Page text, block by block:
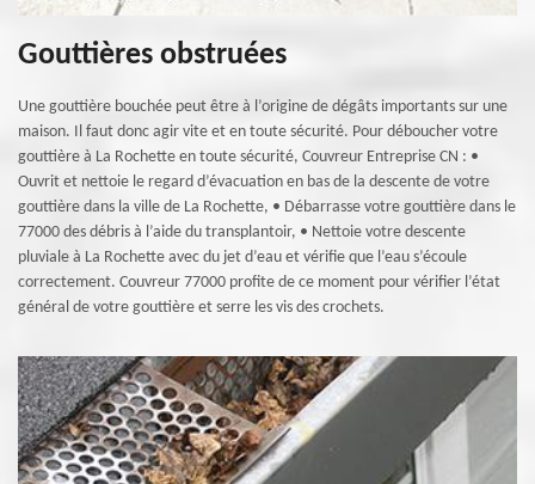
Gouttières obstruées
Une gouttière bouchée peut être à l’origine de dégâts importants sur une
maison. Il faut donc agir vite et en toute sécurité. Pour déboucher votre
gouttière à La Rochette en toute sécurité, Couvreur Entreprise CN : •
Ouvrit et nettoie le regard d’évacuation en bas de la descente de votre
gouttière dans la ville de La Rochette, • Débarrasse votre gouttière dans le
77000 des débris à l’aide du transplantoir, • Nettoie votre descente
pluviale à La Rochette avec du jet d’eau et vérifie que l’eau s’écoule
correctement. Couvreur 77000 profite de ce moment pour vérifier l’état
général de votre gouttière et serre les vis des crochets.